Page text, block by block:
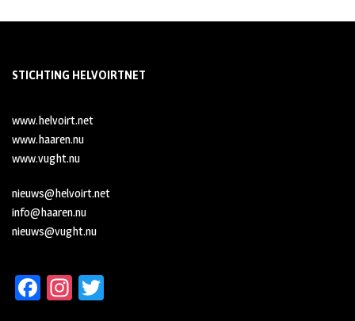
STICHTING HELVOIRTNET
www.helvoirt.net
www.haaren.nu
www.vught.nu
nieuws@helvoirt.net
info@haaren.nu
nieuws@vught.nu
Fa In